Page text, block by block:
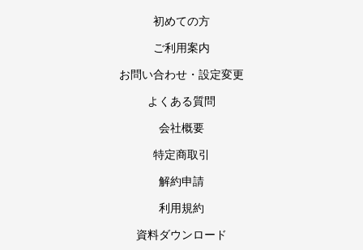
初めての方
ご利用案内
お問い合わせ・設定変更
よくある質問
会社概要
特定商取引
解約申請
利用規約
資料ダウンロード